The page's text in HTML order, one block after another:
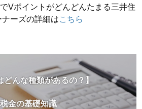
Vポイントがどんどんたまる三井住
ーズの詳細はこちら
どんな種類があるの？】
税金の基礎知識